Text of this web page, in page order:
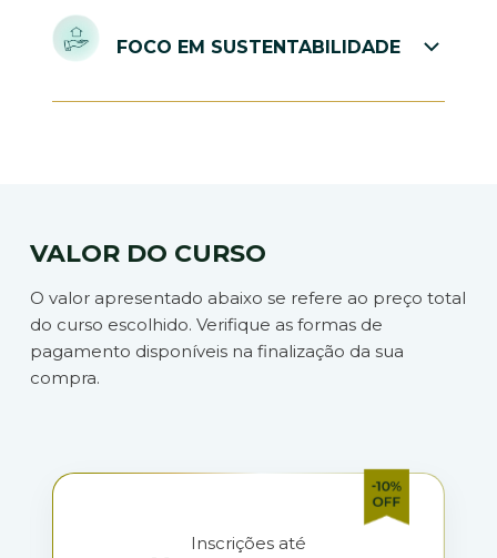
referência em excelência assistencial e inovação
na América Latina.
FOCO EM SUSTENTABILIDADE
VALOR DO CURSO
O valor apresentado abaixo se refere ao preço total
do curso escolhido. Verifique as formas de
pagamento disponíveis na finalização da sua
compra.
Inscrições até